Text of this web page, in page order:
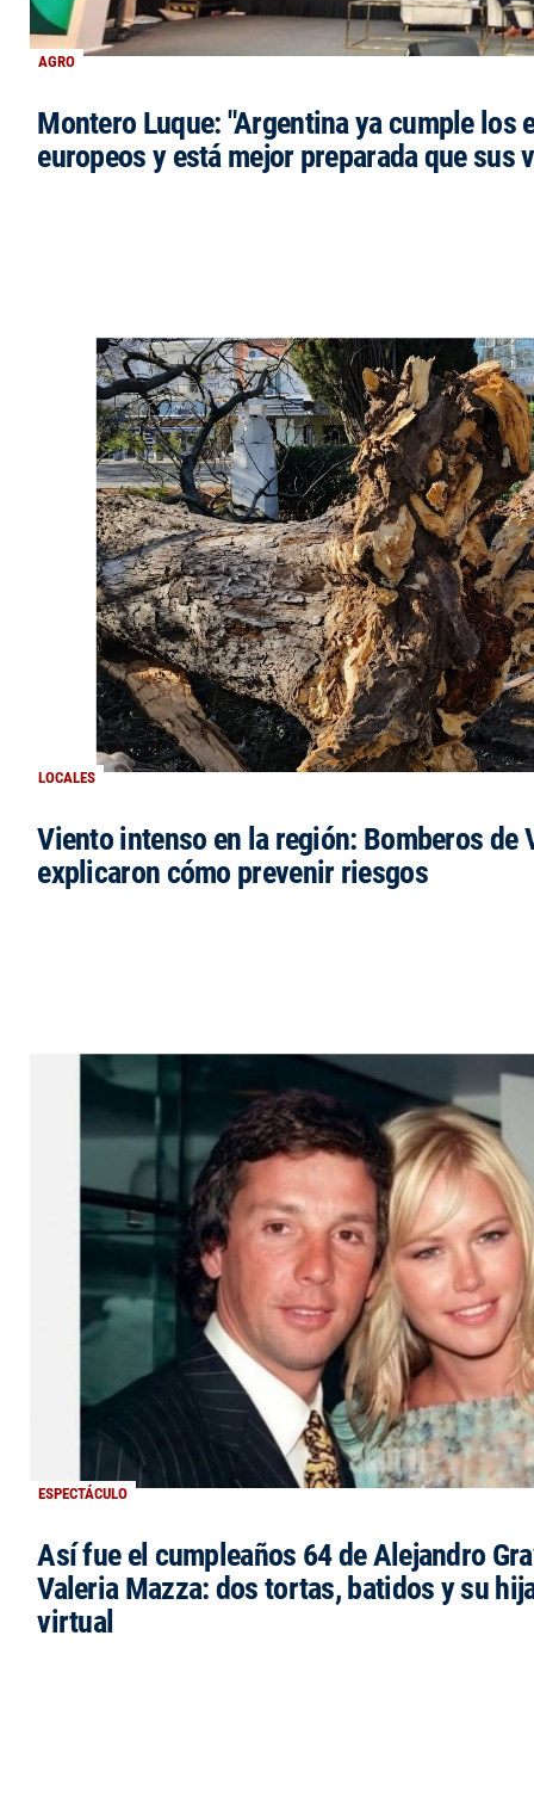
AGRO
Montero Luque: "Argentina ya cumple los
europeos y está mejor preparada que sus
LOCALES
Viento intenso en la región: Bomberos de
explicaron cómo prevenir riesgos
ESPECTÁCULO
Así fue el cumpleaños 64 de Alejandro
Valeria Mazza: dos tortas, batidos y su
virtual